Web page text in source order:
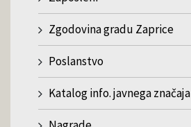
Zgodovina gradu Zaprice
Poslanstvo
Katalog info. javnega značaja